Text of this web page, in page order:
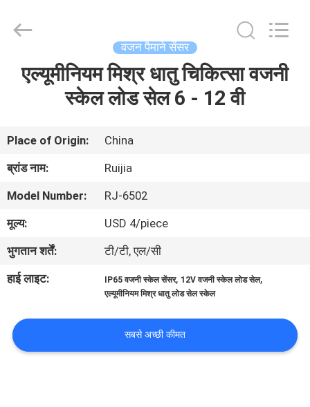
वीडियो
बारे
में
भ्रमण
Instruments
Reserved.
वजन पैमाने सेंसर
एल्यूमीनियम मिश्र धातु चिकित्सा वजनी
स्केल लोड सेल 6 - 12 वी
Place of Origin:
China
ब्रांड नाम:
Ruijia
Model Number:
RJ-6502
मूल्य:
USD 4/piece
भुगतान शर्तें:
टी/टी, एल/सी
हाई लाइट:
IP65 वजनी स्केल सेंसर, 12V वजनी स्केल लोड सेल,
एल्यूमीनियम मिश्र धातु लोड सेल स्केल
सबसे अच्छी कीमत